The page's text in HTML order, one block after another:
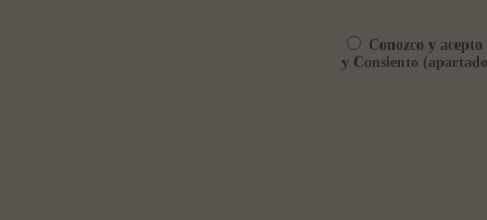
Conozco y
y Consiento